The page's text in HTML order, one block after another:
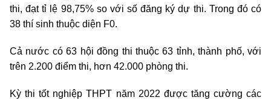
thi, đạt tỉ lệ 98,75% so với số đăng ký dự thi. Trong đó có
38 thí sinh thuộc diện F0.
Cả nước có 63 hội đồng thi thuộc 63 tỉnh, thành phố, với
trên 2.200 điểm thi, hơn 42.000 phòng thi.
Kỳ thi tốt nghiệp THPT năm 2022 được tăng cường các